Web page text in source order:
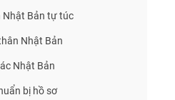
Nhật Bản tự túc
Nhật Bản
Nhật Bản
bị hồ sơ